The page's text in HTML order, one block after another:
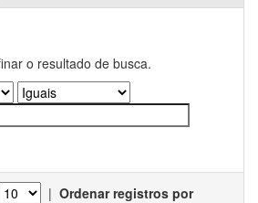
o resultado de busca.
| Ordenar registros por